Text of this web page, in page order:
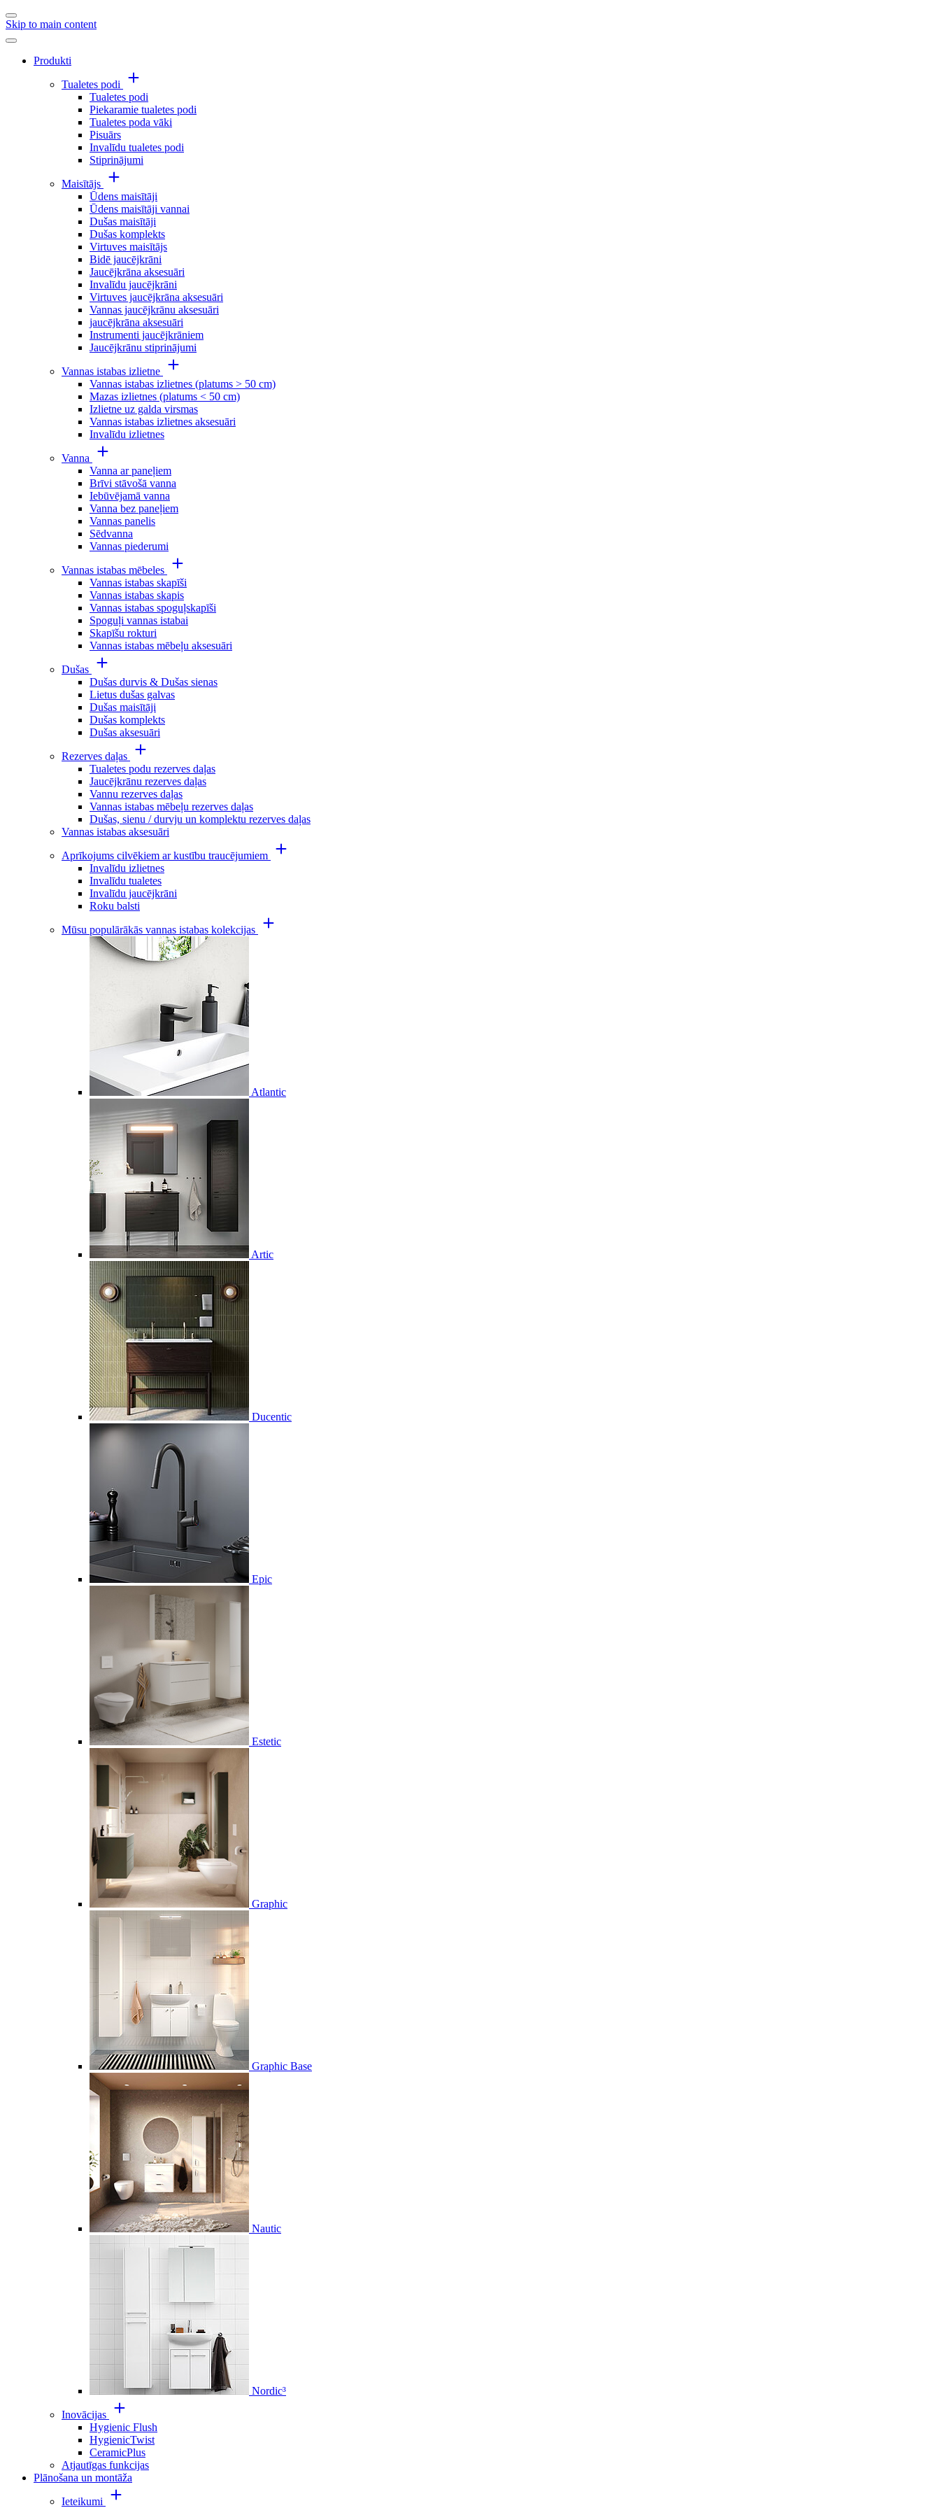
Skip to main content
Produkti
Tualetes podi
Tualetes podi
Piekaramie tualetes podi
Tualetes poda vāki
Pisuārs
Invalīdu tualetes podi
Stiprinājumi
Maisītājs
Ūdens maisītāji
Ūdens maisītāji vannai
Dušas maisītāji
Dušas komplekts
Virtuves maisītājs
Bidē jaucējkrāni
Jaucējkrāna aksesuāri
Invalīdu jaucējkrāni
Virtuves jaucējkrāna aksesuāri
Vannas jaucējkrānu aksesuāri
jaucējkrāna aksesuāri
Instrumenti jaucējkrāniem
Jaucējkrānu stiprinājumi
Vannas istabas izlietne
Vannas istabas izlietnes (platums > 50 cm)
Mazas izlietnes (platums < 50 cm)
Izlietne uz galda virsmas
Vannas istabas izlietnes aksesuāri
Invalīdu izlietnes
Vanna
Vanna ar paneļiem
Brīvi stāvošā vanna
Iebūvējamā vanna
Vanna bez paneļiem
Vannas panelis
Sēdvanna
Vannas piederumi
Vannas istabas mēbeles
Vannas istabas skapīši
Vannas istabas skapis
Vannas istabas spoguļskapīši
Spoguļi vannas istabai
Skapīšu rokturi
Vannas istabas mēbeļu aksesuāri
Dušas
Dušas durvis & Dušas sienas
Lietus dušas galvas
Dušas maisītāji
Dušas komplekts
Dušas aksesuāri
Rezerves daļas
Tualetes podu rezerves daļas
Jaucējkrānu rezerves daļas
Vannu rezerves daļas
Vannas istabas mēbeļu rezerves daļas
Dušas, sienu / durvju un komplektu rezerves daļas
Vannas istabas aksesuāri
Aprīkojums cilvēkiem ar kustību traucējumiem
Invalīdu izlietnes
Invalīdu tualetes
Invalīdu jaucējkrāni
Roku balsti
Mūsu populārākās vannas istabas kolekcijas
Atlantic
Artic
Ducentic
Epic
Estetic
Graphic
Graphic Base
Nautic
Nordic³
Inovācijas
Hygienic Flush
HygienicTwist
CeramicPlus
Atjautīgas funkcijas
Plānošana un montāža
Ieteikumi